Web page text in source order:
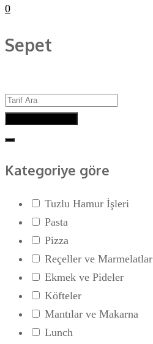
0
Sepet
Kategoriye göre
Tuzlu Hamur İşleri
Pasta
Pizza
Reçeller ve Marmelatlar
Ekmek ve Pideler
Köfteler
Mantılar ve Makarna
Lunch